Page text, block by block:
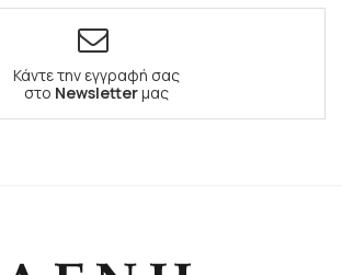
Κάντε την εγγραφή σας
στο Newsletterμας